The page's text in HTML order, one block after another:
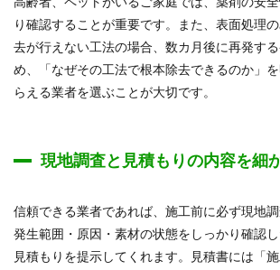
り確認することが重要です。また、表面処理
去が行えない工法の場合、数カ月後に再発す
め、「なぜその工法で根本除去できるのか」
らえる業者を選ぶことが大切です。
現地調査と見積もりの内容を細
信頼できる業者であれば、施工前に必ず現地
発生範囲・原因・素材の状態をしっかり確認
見積もりを提示してくれます。見積書には「